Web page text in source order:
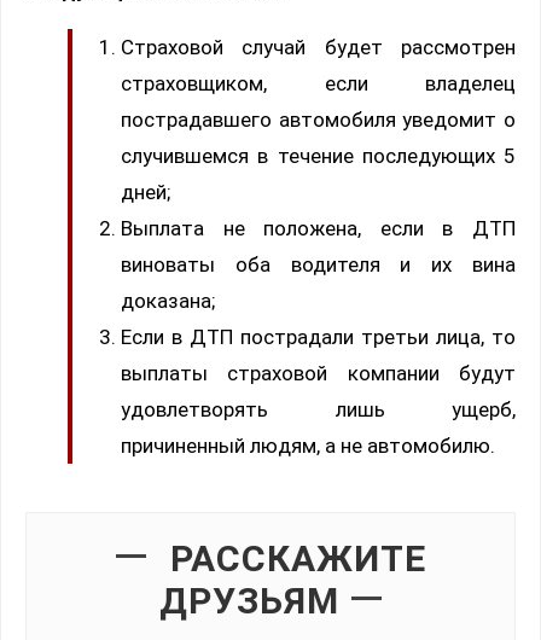
Страховой случай будет рассмотрен
страховщиком, если владелец
пострадавшего автомобиля уведомит о
случившемся в течение последующих 5
дней;
Выплата не положена, если в ДТП
виноваты оба водителя и их вина
доказана;
Если в ДТП пострадали третьи лица, то
выплаты страховой компании будут
удовлетворять лишь ущерб,
причиненный людям, а не автомобилю.
РАССКАЖИТЕ
ДРУЗЬЯМ